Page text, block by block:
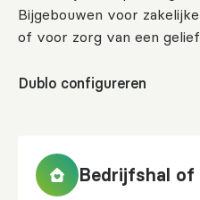
Bijgebouwen voor
of voor zorg van een
Dublo configureren
Bedrijfshal of